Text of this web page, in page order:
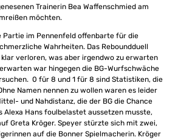
Trainerin Bea Waffenschmied am
möchten.
Partie im Pennenfeld offenbarte für die
Wahrheiten. Das Reboundduell
verloren, was aber irgendwo zu erwarten
war hingegen die BG-Wurfschwäche
0 für 8 und 1 für 8 sind Statistiken, die
Namen nennen zu wollen waren es leider
und Nahdistanz, die der BG die Chance
Alexa Hans foulbelastet aussetzen musste,
Greta Kröger. Speyer stürzte sich mit zwei,
auf die Bonner Spielmacherin. Kröger